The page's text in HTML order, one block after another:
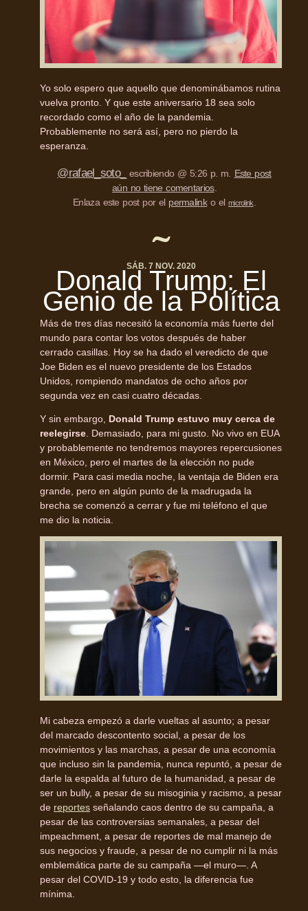
Yo solo espero que aquello que denominábamos rutina
vuelva pronto. Y que este aniversario 18 sea solo
recordado como el año de la pandemia.
Probablemente no será así, pero no pierdo la
esperanza.
@rafael_soto_ escribiendo @ 5:26 p. m. Este post
aún no tiene comentarios.
Enlaza este post por el permalinko el microlink
SÁB. 7 NOV. 2020
Donald Trump: El
Genio de la Política
Más de tres días necesitó la economía más fuerte del
mundo para contar los votos después de haber
cerrado casillas. Hoy se ha dado el veredicto de que
Joe Biden es el nuevo presidente de los Estados
Unidos, rompiendo mandatos de ocho años por
segunda vez en casi cuatro décadas.
Y sin embargo, Donald Trump estuvo muy cerca de
reelegirse . Demasiado, para mi gusto. No vivo en EUA
y probablemente no tendremos mayores repercusiones
en México, pero el martes de la elección no pude
dormir. Para casi media noche, la ventaja de Biden era
grande, pero en algún punto de la madrugada la
brecha se comenzó a cerrar y fue mi teléfono el que
me dio la noticia.
Mi cabeza empezó a darle vueltas al asunto; a pesar
del marcado descontento social, a pesar de los
movimientos y las marchas, a pesar de una economía
que incluso sin la pandemia, nunca repuntó, a pesar de
darle la espalda al futuro de la humanidad, a pesar de
ser un bully, a pesar de su misoginia y racismo, a pesar
de reportes señalando caos dentro de su campaña, a
pesar de las controversias semanales, a pesar del
impeachment, a pesar de reportes de mal manejo de
sus negocios y fraude, a pesar de no cumplir ni la más
emblemática parte de su campaña —el muro—. A
pesar del COVID-19 y todo esto, la diferencia fue
mínima.